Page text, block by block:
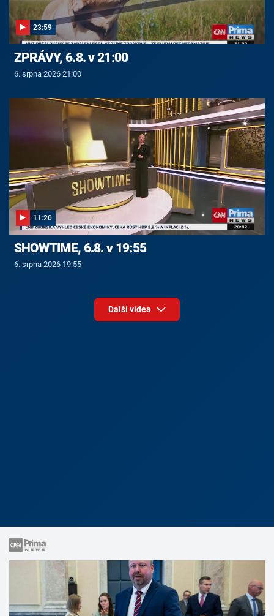
23:59
ZPRÁVY, 6.8. v 21:00
6. srpna 2026 21:00
11:20
SHOWTIME, 6.8. v 19:55
6. srpna 2026 19:55
Další videa